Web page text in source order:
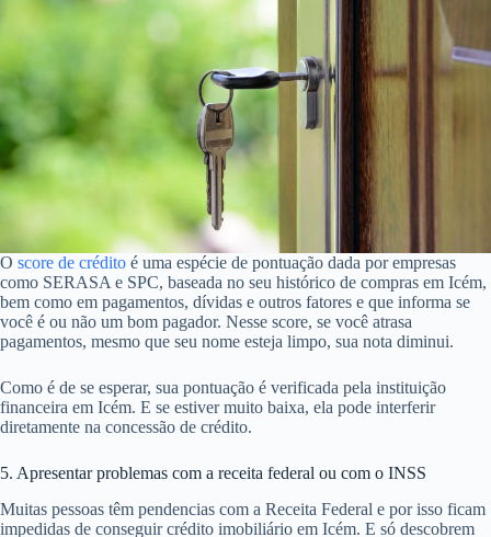
O score de crédito é uma espécie de pontuação dada por empresas
como SERASA e SPC, baseada no seu histórico de compras em Icém,
bem como em pagamentos, dívidas e outros fatores e que informa se
você é ou não um bom pagador. Nesse score, se você atrasa
pagamentos, mesmo que seu nome esteja limpo, sua nota diminui.
Como é de se esperar, sua pontuação é verificada pela instituição
financeira em Icém. E se estiver muito baixa, ela pode interferir
diretamente na concessão de crédito.
5. Apresentar problemas com a receita federal ou com o INSS
Muitas pessoas têm pendencias com a Receita Federal e por isso ficam
impedidas de conseguir crédito imobiliário em Icém. E só descobrem